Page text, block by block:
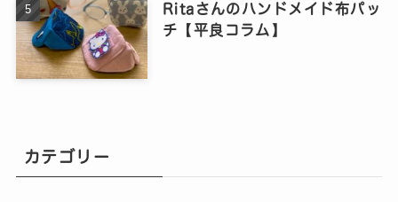
Ritaさんのハンドメイド布パッ
チ【平良コラム】
カテゴリー